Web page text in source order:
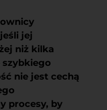
jej
niż kilka
szybkiego
nie jest cechą
procesy, by